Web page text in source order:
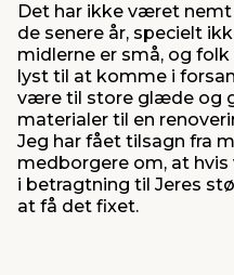
Det har ikke været
de senere år, specielt
midlerne er små, og
lyst til at komme i
være til store glæde og
materialer til en
Jeg har fået tilsagn fra
medborgere om, at
i betragtning til Jeres
at få det fixet.